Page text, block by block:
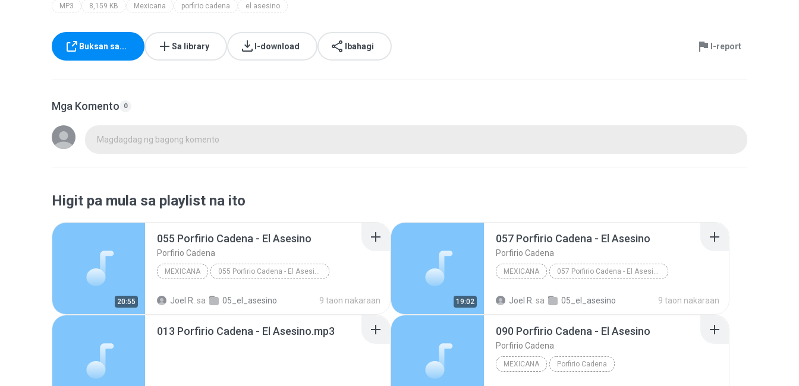
MP3 8,159 KB Mexicana porfirio cadena el asesino
Buksan sa... Sa library I-download Ibahagi I-report
Mga Komento 0
Magdagdag ng bagong komento
Higit pa mula sa playlist na ito
20:55
055 Porfirio Cadena - El Asesino
Porfirio Cadena
MEXICANA 055 Porfirio Cadena - El Asesino
Joel R. sa 05_el_asesino 9 taon nakaraan 19:02
057 Porfirio Cadena - El Asesino
Porfirio Cadena
MEXICANA 057 Porfirio Cadena - El Asesino
Joel R. sa 05_el_asesino 9 taon nakaraan
013 Porfirio Cadena - El Asesino.mp3 090 Porfirio Cadena - El Asesino
Porfirio Cadena
MEXICANA Porfirio Cadena